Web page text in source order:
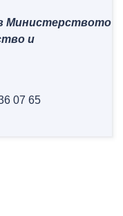
Министерството
и
07 65